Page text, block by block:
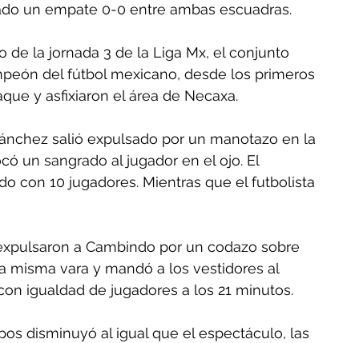
un empate 0-0 entre ambas escuadras.
de la jornada 3 de la Liga Mx, el conjunto
del fútbol mexicano, desde los primeros
y asfixiaron el área de Necaxa.
salió expulsado por un manotazo en la
un sangrado al jugador en el ojo. El
con 10 jugadores. Mientras que el futbolista
a Cambindo por un codazo sobre
misma vara y mandó a los vestidores al
igualdad de jugadores a los 21 minutos.
disminuyó al igual que el espectáculo, las